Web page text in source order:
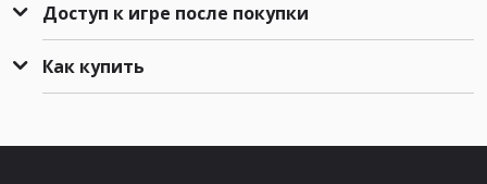
Доступ к игре после покупки
Как купить